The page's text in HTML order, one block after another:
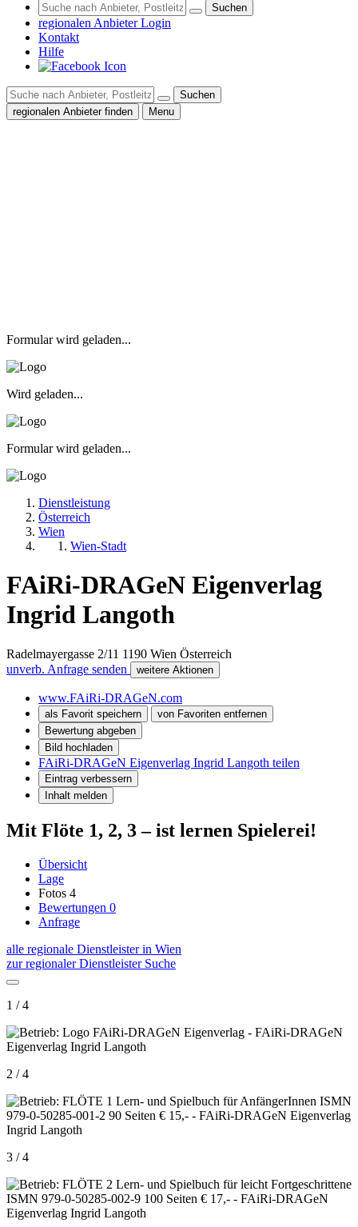
Suchen
regionalen Anbieter Login
Kontakt
Hilfe
Suchen
regionalen Anbieter finden
Menu
Formular wird geladen...
Wird geladen...
Formular wird geladen...
Dienstleistung
Österreich
Wien
Wien-Stadt
FAiRi-DRAGeN Eigenverlag
Ingrid Langoth
Radelmayergasse 2/11 1190 Wien Österreich
unverb. Anfrage senden
weitere Aktionen
www.FAiRi-DRAGeN.com
als Favorit speichern
von Favoriten entfernen
Bewertung abgeben
Bild hochladen
FAiRi-DRAGeN Eigenverlag Ingrid Langoth teilen
Eintrag verbessern
Inhalt melden
Mit Flöte 1, 2, 3 – ist lernen Spielerei!
Übersicht
Lage
Fotos 4
Bewertungen 0
Anfrage
alle regionale Dienstleister in Wien
zur regionaler Dienstleister Suche
1 / 4
2 / 4
3 / 4